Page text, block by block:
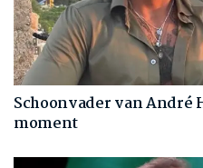
Schoonvader van André
moment